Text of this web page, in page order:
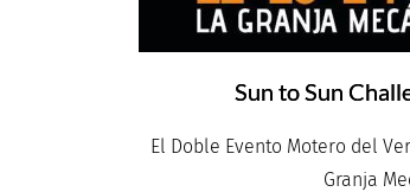
Sun to Sun
El Doble Evento Motero del
Granja